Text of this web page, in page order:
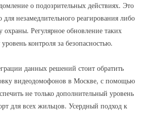
о подозрительных действиях. Это
незамедлительного реагирования либо
охраны. Регулярное обновление таких
контроля за безопасностью.
данных решений стоит обратить
видеодомофонов в Москве, с помощью
не только дополнительный уровень
для всех жильцов. Усердный подход к